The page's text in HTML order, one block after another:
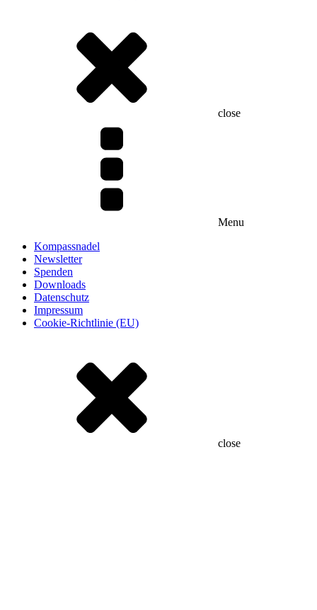
close
Menu
Kompassnadel
Newsletter
Spenden
Downloads
Datenschutz
Impressum
Cookie-Richtlinie (EU)
close